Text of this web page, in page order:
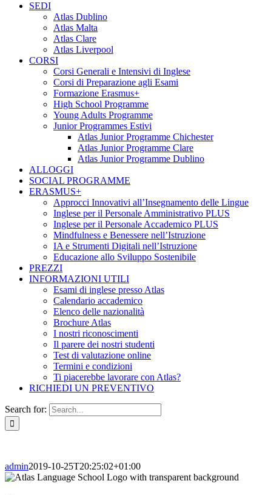
SEDI
Atlas Dublino
Atlas Malta
Atlas Clare
Atlas Liverpool
CORSI
Corsi Generali e Intensivi di Inglese
Corsi di Preparazione agli Esami
Formazione Erasmus+
High School Programme
Young Adults Programme
Junior Programmes Estivi
Atlas Junior Programme Chichester
Atlas Junior Programme Clare
Atlas Junior Programme Dublino
ALLOGGI
SOCIAL PROGRAMME
ERASMUS+
Approcci Innovativi all’Insegnamento delle Lingue
Inglese per il Personale Amministrativo PLUS
Inglese per il Personale Accademico PLUS
Mindfulness e Benessere nell’Istruzione
IA e Strumenti Digitali nell’Istruzione
Educazione allo Sviluppo Sostenibile
PREZZI
INFORMAZIONI UTILI
Esami di inglese presso Atlas
Calendario accademico
Elenco delle nazionalità
Brochure Atlas
I nostri riconoscimenti
Il parere dei nostri studenti
Test di valutazione online
Termini e condizioni
Ti piacerebbe lavorare con Atlas?
RICHIEDI UN PREVENTIVO
Search for:
admin2019-10-25T20:25:02+01:00